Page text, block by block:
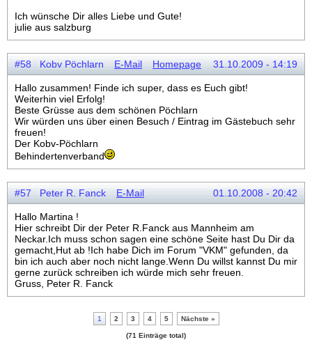
Ich wünsche Dir alles Liebe und Gute!
julie aus salzburg
#58 Kobv Pöchlarn E-Mail Homepage 31.10.2009 - 14:19
Hallo zusammen! Finde ich super, dass es Euch gibt!
Weiterhin viel Erfolg!
Beste Grüsse aus dem schönen Pöchlarn
Wir würden uns über einen Besuch / Eintrag im Gästebuch sehr
freuen!
Der Kobv-Pöchlarn
Behindertenverband
#57 Peter R. Fanck E-Mail 01.10.2008 - 20:42
Hallo Martina !
Hier schreibt Dir der Peter R.Fanck aus Mannheim am
Neckar.Ich muss schon sagen eine schöne Seite hast Du Dir da
gemacht,Hut ab !Ich habe Dich im Forum "VKM" gefunden, da
bin ich auch aber noch nicht lange.Wenn Du willst kannst Du mir
gerne zurück schreiben ich würde mich sehr freuen.
Gruss, Peter R. Fanck
1 2 3 4 5 Nächste »
(71 Einträge total)